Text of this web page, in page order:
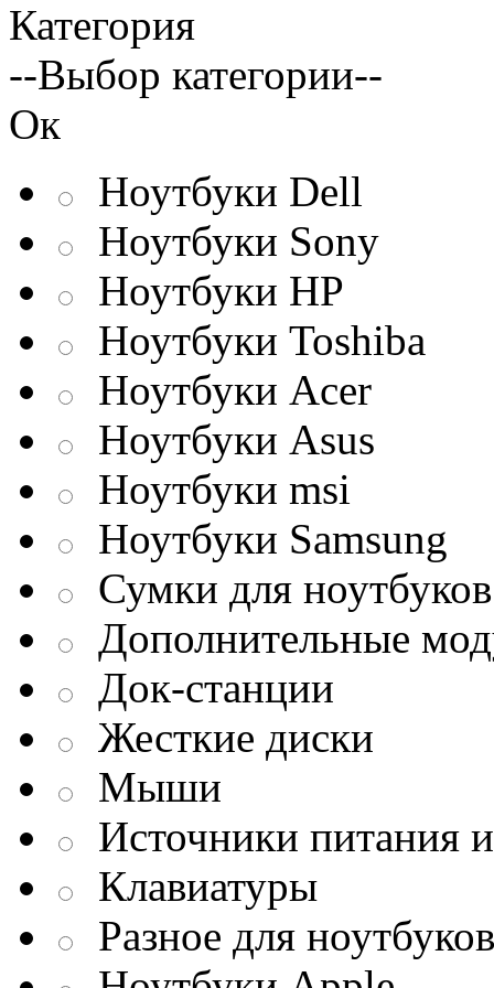
Категория
--Выбор категории--
Ок
Ноутбуки Dell
Ноутбуки Sony
Ноутбуки HP
Ноутбуки Toshiba
Ноутбуки Acer
Ноутбуки Asus
Ноутбуки msi
Ноутбуки Samsung
Сумки для ноутбуков
Дополнительные
Док-станции
Жесткие диски
Мыши
Источники питания
Клавиатуры
Разное для ноутбуков